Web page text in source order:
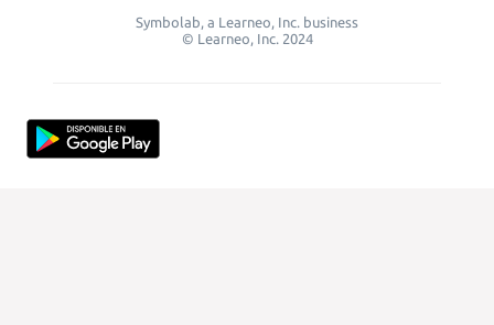
Symbolab, a Learneo, Inc. business
© Learneo, Inc. 2024